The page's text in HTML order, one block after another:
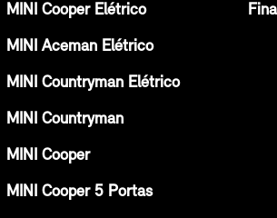
MINI Cooper Elétrico
MINI Aceman Elétrico
MINI Countryman Elétrico
MINI Countryman
MINI Cooper
MINI Cooper 5 Portas